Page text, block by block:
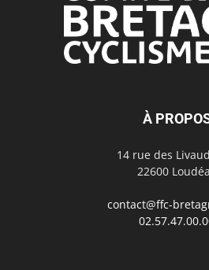
À
14 rue des
22600
contact@ffc-